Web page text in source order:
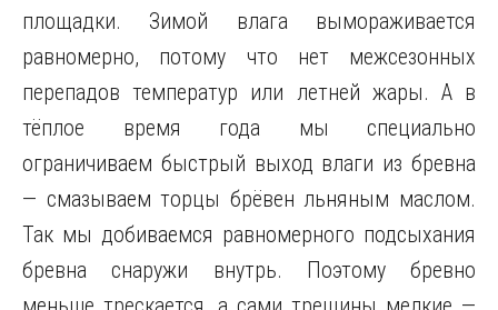
площадки. Зимой влага вымораживается
равномерно, потому что нет межсезонных
перепадов температур или летней жары. А в
тёплое время года мы специально
ограничиваем быстрый выход влаги из бревна
— смазываем торцы брёвен льняным маслом.
Так мы добиваемся равномерного подсыхания
бревна снаружи внутрь. Поэтому бревно